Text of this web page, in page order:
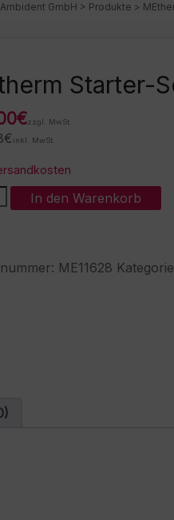
Ambident GmbH > Produkte >
Starter-
€zzgl. MwSt.
€ inkl. MwSt.
In den Warenkorb
n
ME11628